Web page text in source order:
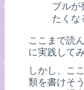
ブルが
たくな
ここまで読
に実践して
しかし、こ
類を書けそ